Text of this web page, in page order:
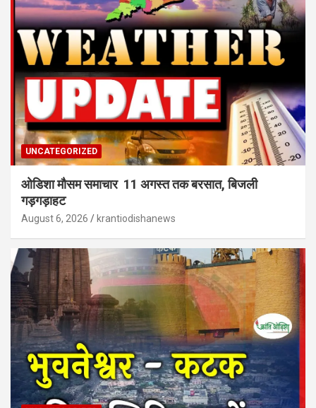
UNCATEGORIZED
ओडिशा मौसम समाचार 11 अगस्त तक बरसात, बिजली
गड़गड़ाहट
August 6, 2026 krantiodishanews